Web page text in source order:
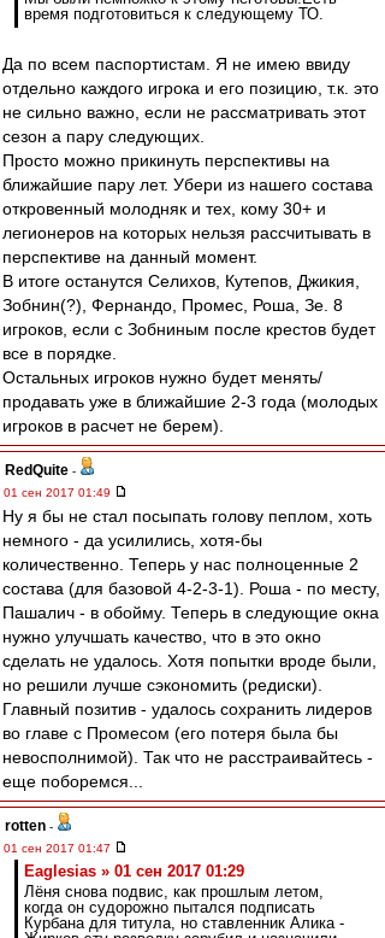
время подготовиться к следующему ТО.
Да по всем паспортистам. Я не имею ввиду
отдельно каждого игрока и его позицию, т.к. это
не сильно важно, если не рассматривать этот
сезон а пару следующих.
Просто можно прикинуть перспективы на
ближайшие пару лет. Убери из нашего состава
откровенный молодняк и тех, кому 30+ и
легионеров на которых нельзя рассчитывать в
перспективе на данный момент.
В итоге останутся Селихов, Кутепов, Джикия,
Зобнин(?), Фернандо, Промес, Роша, Зе. 8
игроков, если с Зобниным после крестов будет
все в порядке.
Остальных игроков нужно будет менять/
продавать уже в ближайшие 2-3 года (молодых
игроков в расчет не берем).
RedQuite -
01 сен 2017 01:49
Ну я бы не стал посыпать голову пеплом, хоть
немного - да усилились, хотя-бы
количественно. Теперь у нас полноценные 2
состава (для базовой 4-2-3-1). Роша - по месту,
Пашалич - в обойму. Теперь в следующие окна
нужно улучшать качество, что в это окно
сделать не удалось. Хотя попытки вроде были,
но решили лучше сэкономить (редиски).
Главный позитив - удалось сохранить лидеров
во главе с Промесом (его потеря была бы
невосполнимой). Так что не расстраивайтесь -
еще поборемся...
rotten -
01 сен 2017 01:47
Eaglesias » 01 сен 2017 01:29
Лёня снова подвис, как прошлым летом,
когда он судорожно пытался подписать
Курбана для титула, но ставленник Алика -